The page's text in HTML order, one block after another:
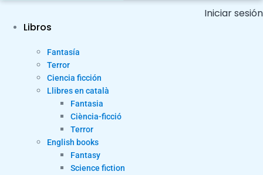
Iniciar sesión
Libros
Fantasía
Terror
Ciencia ficción
Llibres en català
Fantasia
Ciència-ficció
Terror
English books
Fantasy
Science fiction